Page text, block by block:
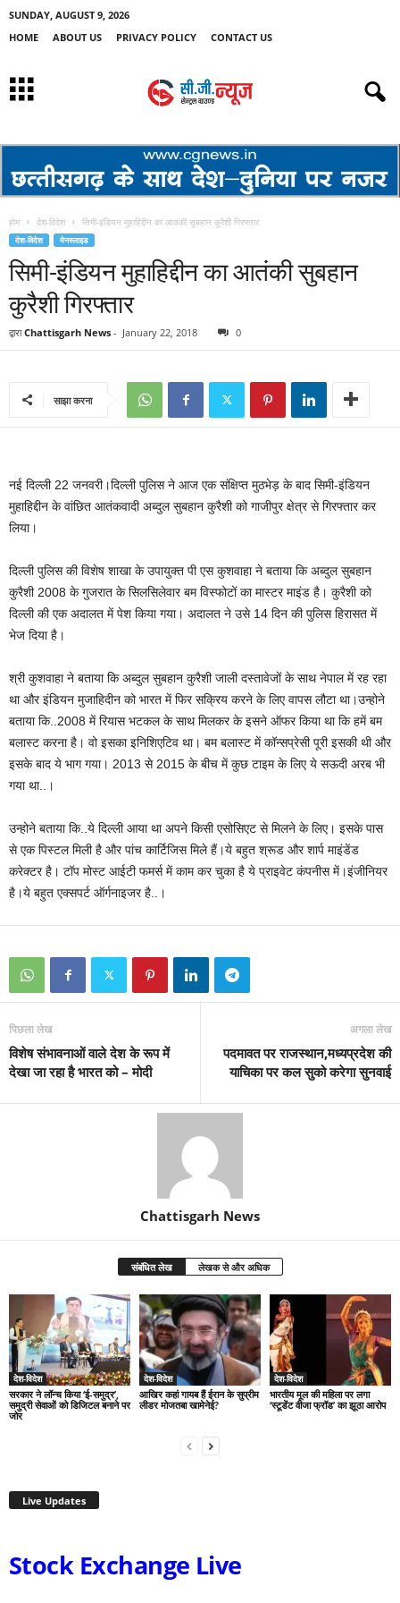
SUNDAY, AUGUST 9, 2026
HOME
ABOUT US PRIVACY POLICY CONTACT US
होम देश-विदेश सिमी-इंडियन मुहाहिद्दीन का आतंकी सुबहान कुरैशी गिरफ्तार
देश-विदेश मेनस्लाइड
सिमी-इंडियन मुहाहिद्दीन का आतंकी सुबहान
कुरैशी गिरफ्तार
द्वारा Chattisgarh News - January 22, 2018 0
साझा करना
नई दिल्ली 22 जनवरी।दिल्ली पुलिस ने आज एक संक्षिप्त मुठभेड़ के बाद सिमी-इंडियन
मुहाहिद्दीन के वांछित आतंकवादी अब्दुल सुबहान कुरैशी को गाजीपुर क्षेत्र से गिरफ्तार कर
लिया।
दिल्ली पुलिस की विशेष शाखा के उपायुक्त पी एस कुशवाहा ने बताया कि अब्दुल सुबहान
कुरैशी 2008 के गुजरात के सिलसिलेवार बम विस्फोटों का मास्टर माइंड है। कुरैशी को
दिल्ली की एक अदालत में पेश किया गया। अदालत ने उसे 14 दिन की पुलिस हिरासत में
भेज दिया है।
श्री कुशवाहा ने बताया कि अब्दुल सुबहान कुरैशी जाली दस्तावेजों के साथ नेपाल में रह रहा
था और इंडियन मुजाहिदीन को भारत में फिर सक्रिय करने के लिए वापस लौटा था।उन्होने
बताया कि..2008 में रियास भटकल के साथ मिलकर के इसने ऑफर किया था कि हमें बम
बलास्ट करना है। वो इसका इनिशिएटिव था। बम बलास्ट में कॉन्सप्रेसी पूरी इसकी थी और
इसके बाद ये भाग गया। 2013 से 2015 के बीच में कुछ टाइम के लिए ये सऊदी अरब भी
गया था..।
उन्होने बताया कि..ये दिल्ली आया था अपने किसी एसोसिएट से मिलने के लिए। इसके पास
से एक पिस्टल मिली है और पांच कार्टिजिस मिले हैं।ये बहुत श्रूड और शार्प माइंडेंड
करेक्टर है। टॉप मोस्ट आईटी फमर्स में काम कर चुका है ये प्राइवेट कंपनीस में।इंजीनियर
है।ये बहुत एक्सपर्ट ऑर्गनाइजर है..।
पिछला लेख
विशेष संभावनाओं वाले देश के रूप में
देखा जा रहा है भारत को – मोदी
अगला लेख
पदमावत पर राजस्थान,मध्यप्रदेश की
याचिका पर कल सुको करेगा सुनवाई
Chattisgarh News
संबंधित लेख लेखक से और अधिक
देश-विदेश
सरकार ने लॉन्च किया ‘ई-समुद्र’,
समुद्री सेवाओं को डिजिटल बनाने पर
जोर
देश-विदेश
आखिर कहां गायब हैं ईरान के सुप्रीम
लीडर मोजतबा खामेनेई?
देश-विदेश
भारतीय मूल की महिला पर लगा
‘स्टूडेंट वीजा फ्रॉड’ का झूठा आरोप
Live Updates
Stock Exchange Live